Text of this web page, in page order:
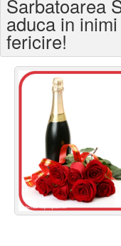
Felicitari zilele anului
Felicitari zile
Felicitari muzicale
Felicitari muzicale
Felicitari animate
Invitatii personalizate
Sarbatoarea
aduca in
fericire!